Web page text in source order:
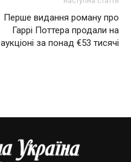
Перше видання роману про
Гаррі Поттера продали на
аукціоні за понад €53 тисячі